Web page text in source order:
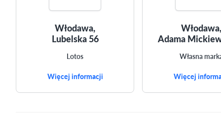
Włodawa,
Lubelska 56
Lotos
Więcej informacji
Włodawa,
Adama
Własna
Więcej